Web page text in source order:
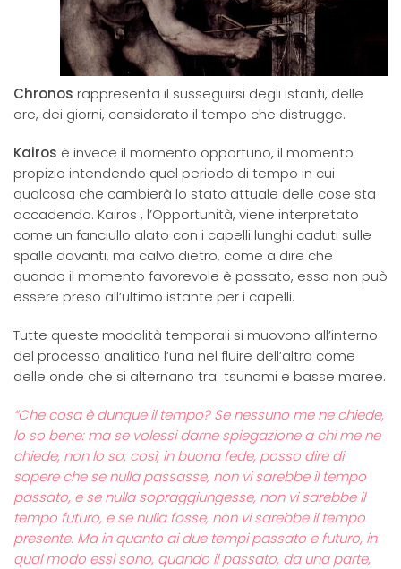
Chronos rappresenta il susseguirsi degli istanti, delle
ore, dei giorni, considerato il tempo che distrugge.
Kairos è invece il momento opportuno, il momento
propizio intendendo quel periodo di tempo in cui
qualcosa che cambierà lo stato attuale delle cose sta
accadendo. Kairos , l’Opportunità, viene interpretato
come un fanciullo alato con i capelli lunghi caduti sulle
spalle davanti, ma calvo dietro, come a dire che
quando il momento favorevole è passato, esso non può
essere preso all’ultimo istante per i capelli.
Tutte queste modalità temporali si muovono all’interno
del processo analitico l’una nel fluire dell’altra come
delle onde che si alternano tra tsunami e basse maree.
“Che cosa è dunque il tempo? Se nessuno me ne chiede,
lo so bene: ma se volessi darne spiegazione a chi me ne
chiede, non lo so: così, in buona fede, posso dire di
sapere che se nulla passasse, non vi sarebbe il tempo
passato, e se nulla sopraggiungesse, non vi sarebbe il
tempo futuro, e se nulla fosse, non vi sarebbe il tempo
presente. Ma in quanto ai due tempi passato e futuro, in
qual modo essi sono, quando il passato, da una parte,